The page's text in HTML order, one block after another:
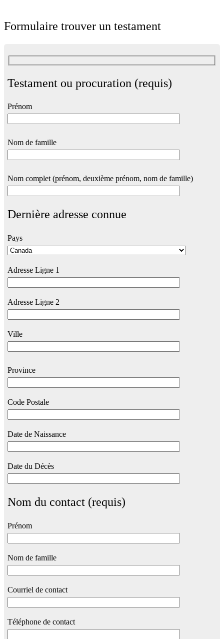
Formulaire trouver un testament
Testament ou procuration (requis)
Prénom
Nom de famille
Nom complet (prénom, deuxième prénom, nom de famille)
Dernière adresse connue
Pays
Adresse Ligne 1
Adresse Ligne 2
Ville
Province
Code Postale
Date de Naissance
Date du Décès
Nom du contact (requis)
Prénom
Nom de famille
Courriel de contact
Téléphone de contact